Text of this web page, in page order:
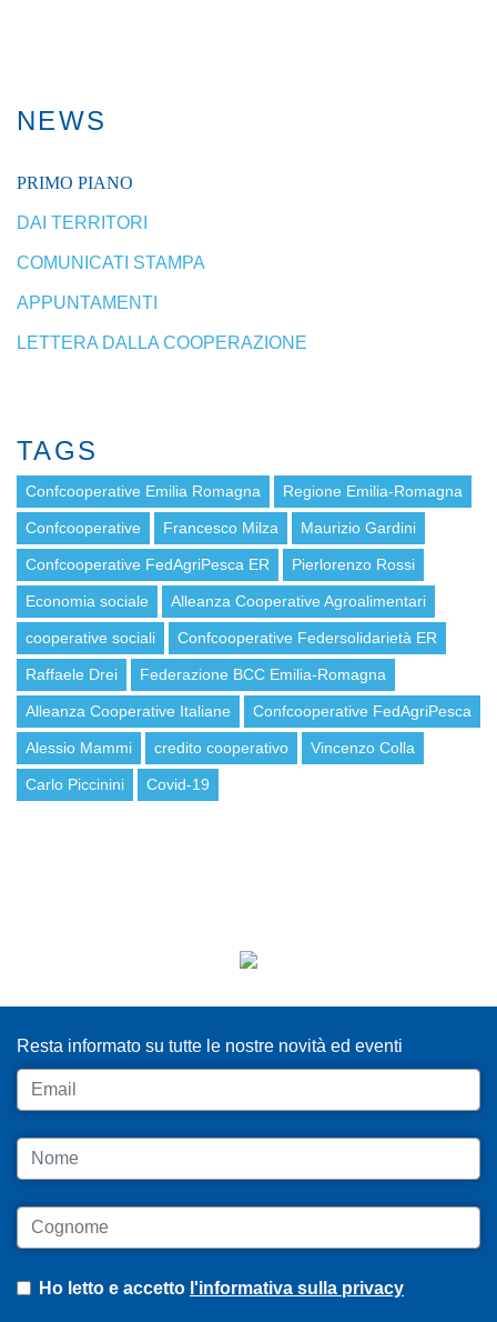
NEWS
PRIMO PIANO
DAI TERRITORI
COMUNICATI STAMPA
APPUNTAMENTI
LETTERA DALLA COOPERAZIONE
TAGS
Confcooperative Emilia Romagna Regione Emilia-Romagna
Confcooperative Francesco Milza Maurizio Gardini
Confcooperative FedAgriPesca ER Pierlorenzo Rossi
Economia sociale Alleanza Cooperative Agroalimentari
cooperative sociali Confcooperative Federsolidarietà ER
Raffaele Drei Federazione BCC Emilia-Romagna
Alleanza Cooperative Italiane Confcooperative FedAgriPesca
Alessio Mammi credito cooperativo Vincenzo Colla
Carlo Piccinini Covid-19
Resta informato su tutte le nostre novità ed eventi
Email
Nome
Cognome
Ho letto e accetto l'informativa sulla privacy